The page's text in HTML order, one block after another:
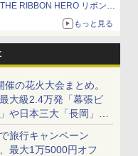
RIBBON HERO リボンヒ
もっと見る
催の花火大会まとめ。
大級2.4万発「幕張ビ
や日本三大「長岡」な
イベント目白押し！
旅行キャンペーン
最大1万5000円オフ